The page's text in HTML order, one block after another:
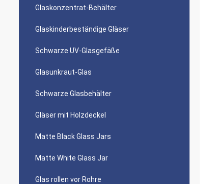
Glaskonzentrat-Behälter
Glaskinderbeständige Gläser
Schwarze UV-Glasgefäße
Glasunkraut-Glas
Schwarze Glasbehälter
Gläser mit Holzdeckel
Matte Black Glass Jars
Matte White Glass Jar
Glas rollen vor Rohre